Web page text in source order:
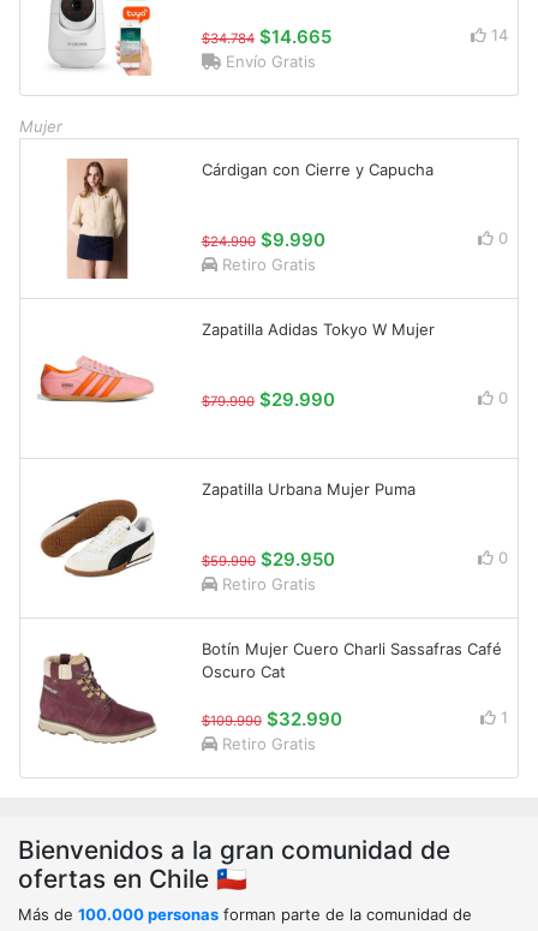
$34.784 $14.665
14
Envío Gratis
Mujer
Cárdigan con Cierre y Capucha
$24.990 $9.990
0
Retiro Gratis
Zapatilla Adidas Tokyo W Mujer
$79.990 $29.990 0
Zapatilla Urbana Mujer Puma
$59.990 $29.950
0
Retiro Gratis
Botín Mujer Cuero Charli Sassafras Café
Oscuro Cat
$109.990 $32.990
1
Retiro Gratis
Bienvenidos a la gran comunidad de
ofertas en Chile 🇨🇱
Más de 100.000 personas forman parte de la comunidad de